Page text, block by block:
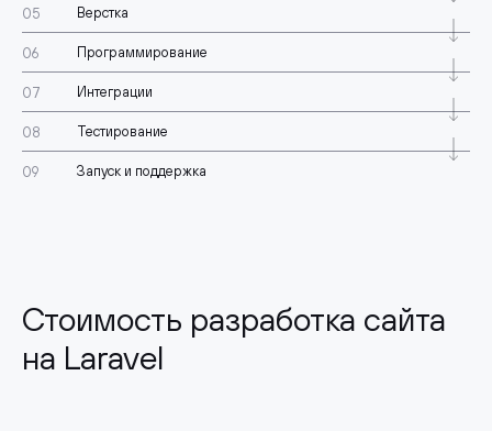
Верстка
Программирование
Интеграции
Тестирование
Запуск и поддержка
Стоимость разработка сайта
на Laravel